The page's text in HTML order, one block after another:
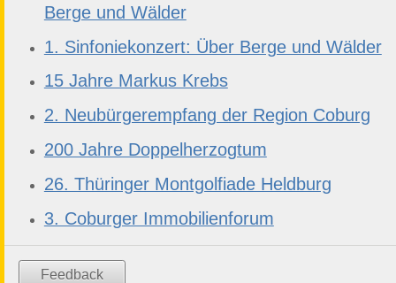
Berge und Wälder
1. Sinfoniekonzert: Über Berge und Wälder
15 Jahre Markus Krebs
2. Neubürgerempfang der Region Coburg
200 Jahre Doppelherzogtum
26. Thüringer Montgolfiade Heldburg
3. Coburger Immobilienforum
Feedback